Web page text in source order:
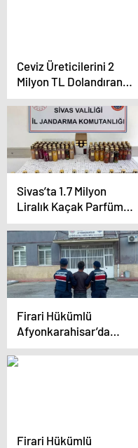
Ceviz Üreticilerini 2
Milyon TL Dolandıran 11
Şüpheli Yakalandı
Sivas’ta 1.7 Milyon
Liralık Kaçak Parfüm
Operasyonu
Firari Hükümlü
Afyonkarahisar’da
Yakalandı
Firari Hükümlü